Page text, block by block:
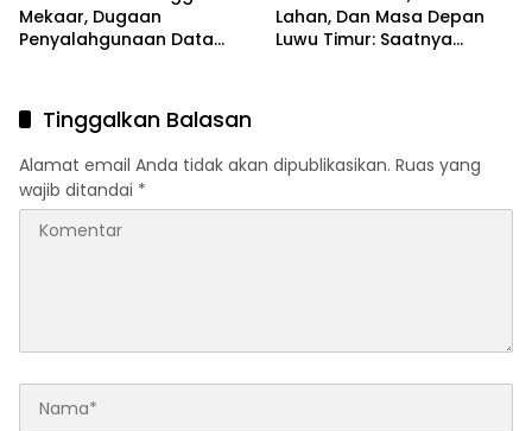
Mekaar, Dugaan
Penyalahgunaan Data
Lahan, Dan Masa Depan
Luwu Timur: Saatnya
Tinggalkan Balasan
Alamat email Anda tidak akan dipublikasikan. Ruas yang
wajib ditandai *